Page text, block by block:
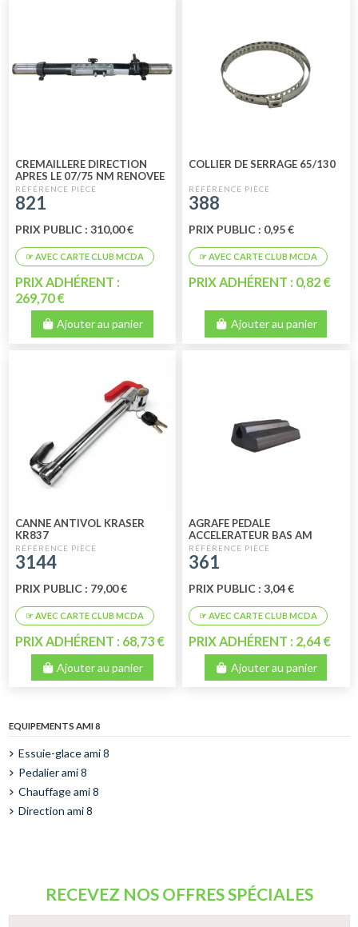
CREMAILLERE DIRECTION
APRES LE 07/75 NM RENOVEE
821
PRIX PUBLIC : 310,00 €
PRIX ADHÉRENT :
269,70 €
Ajouter au panier
COLLIER DE SERRAGE 65/130
388
PRIX PUBLIC : 0,95 €
PRIX ADHÉRENT : 0,82 €
Ajouter au panier
CANNE ANTIVOL KRASER
KR837
3144
PRIX PUBLIC : 79,00 €
PRIX ADHÉRENT : 68,73 €
Ajouter au panier
AGRAFE PEDALE
ACCELERATEUR BAS AM
361
PRIX PUBLIC : 3,04 €
PRIX ADHÉRENT : 2,64 €
Ajouter au panier
EQUIPEMENTS AMI 8
Essuie-glace ami 8
Pedalier ami 8
Chauffage ami 8
Direction ami 8
RECEVEZ NOS OFFRES SPÉCIALES